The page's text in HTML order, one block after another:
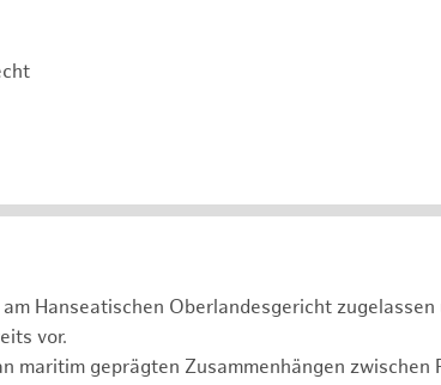
Hanseatischen Oberlandesgericht zugelassen
vor.
maritim geprägten Zusammenhängen zwischen